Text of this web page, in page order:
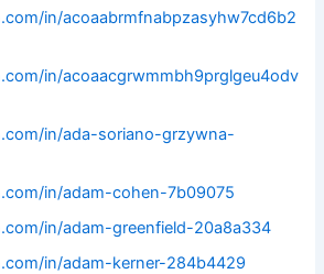
in/acoaabrmfnabpzasyhw7cd6b2
in/acoaacgrwmmbh9prglgeu4odv
in/ada-soriano-grzywna-
in/adam-cohen-7b09075
in/adam-greenfield-20a8a334
in/adam-kerner-284b4429